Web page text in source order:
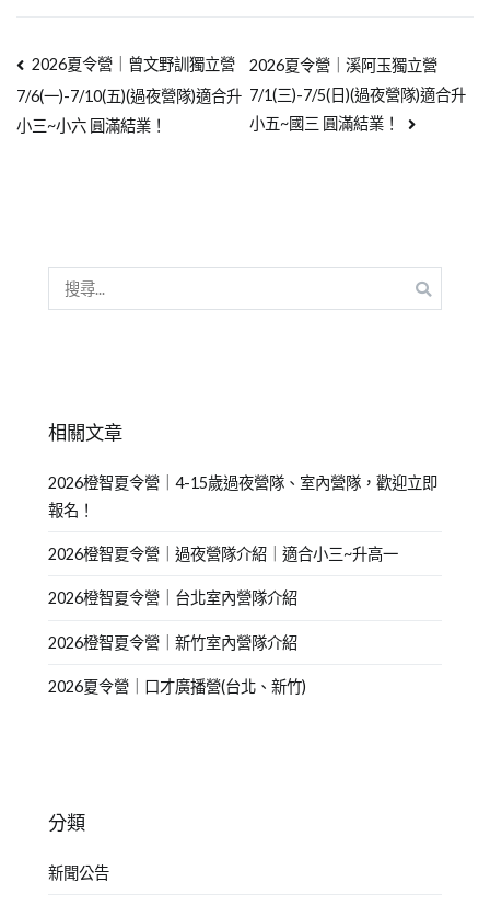
2026夏令營｜曾文野訓獨立營
7/6(一)-7/10(五)(過夜營隊)適合升
小三~小六 圓滿結業！
2026夏令營｜溪阿玉獨立營
7/1(三)-7/5(日)(過夜營隊)適合升
小五~國三 圓滿結業！
相關文章
2026橙智夏令營｜4-15歲過夜營隊、室內營隊，歡迎立即
報名！
2026橙智夏令營｜過夜營隊介紹｜適合小三~升高一
2026橙智夏令營｜台北室內營隊介紹
2026橙智夏令營｜新竹室內營隊介紹
2026夏令營｜口才廣播營(台北、新竹)
分類
新聞公告